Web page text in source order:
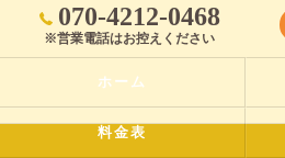
070-4212-0468
※営業電話はお控えください
ホーム
料金表